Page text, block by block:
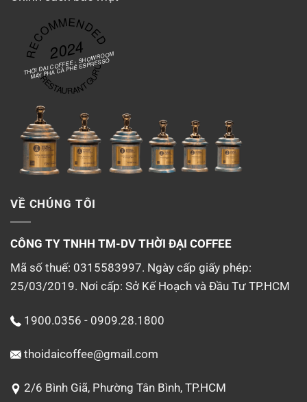
RECOMMENDED
2024
THỜI ĐẠI COFFEE - SHOWROOM
MÁY PHA CÀ PHÊ ESPRESSO
RESTAURANT GURU
VỀ CHÚNG TÔI
CÔNG TY TNHH TM-DV THỜI ĐẠI COFFEE
Mã số thuế: 0315583997. Ngày cấp giấy phép:
25/03/2019. Nơi cấp: Sở Kế Hoạch và Đầu Tư TP.HCM
1900.0356 - 0909.28.1800
thoidaicoffee@gmail.com
2/6 Bình Giã, Phường Tân Bình, TP.HCM